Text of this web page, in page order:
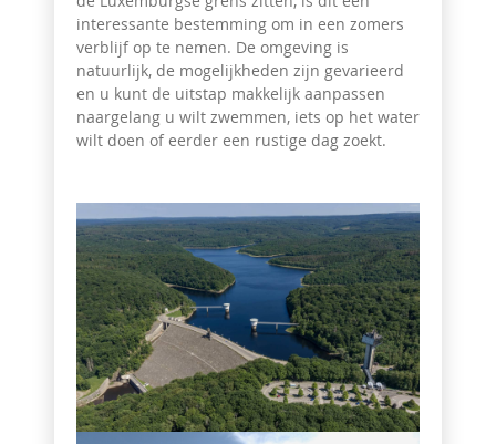
interessante bestemming om in een zomers
verblijf op te nemen. De omgeving is
natuurlijk, de mogelijkheden zijn gevarieerd
en u kunt de uitstap makkelijk aanpassen
naargelang u wilt zwemmen, iets op het water
wilt doen of eerder een rustige dag zoekt.